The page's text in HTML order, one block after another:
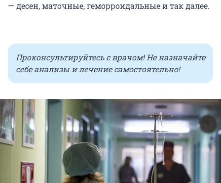
— десен, маточные, геморроидальные и так далее.
Проконсультируйтесь с врачом! Не назначайте
себе анализы и лечение самостоятельно!